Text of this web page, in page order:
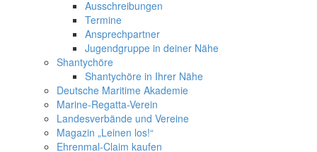
Ausschreibungen
Termine
Ansprechpartner
Jugendgruppe in deiner Nähe
Shantychöre
Shantychöre in Ihrer Nähe
Deutsche Maritime Akademie
Marine-Regatta-Verein
Landesverbände und Vereine
Magazin „Leinen los!“
Ehrenmal-Claim kaufen